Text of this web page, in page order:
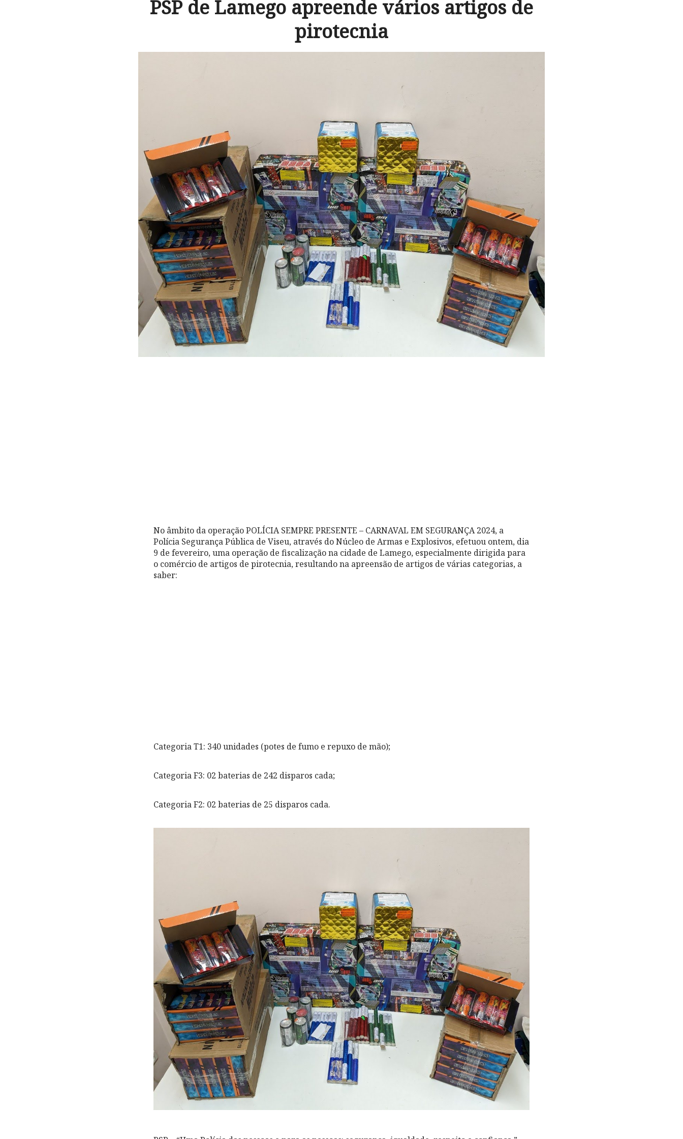
PSP de Lamego apreende vários artigos de
pirotecnia
No âmbito da operação POLÍCIA SEMPRE PRESENTE – CARNAVAL EM SEGURANÇA 2024, a
Polícia Segurança Pública de Viseu, através do Núcleo de Armas e Explosivos, efetuou ontem, dia
9 de fevereiro, uma operação de fiscalização na cidade de Lamego, especialmente dirigida para
o comércio de artigos de pirotecnia, resultando na apreensão de artigos de várias categorias, a
saber:
Categoria T1: 340 unidades (potes de fumo e repuxo de mão);
Categoria F3: 02 baterias de 242 disparos cada;
Categoria F2: 02 baterias de 25 disparos cada.